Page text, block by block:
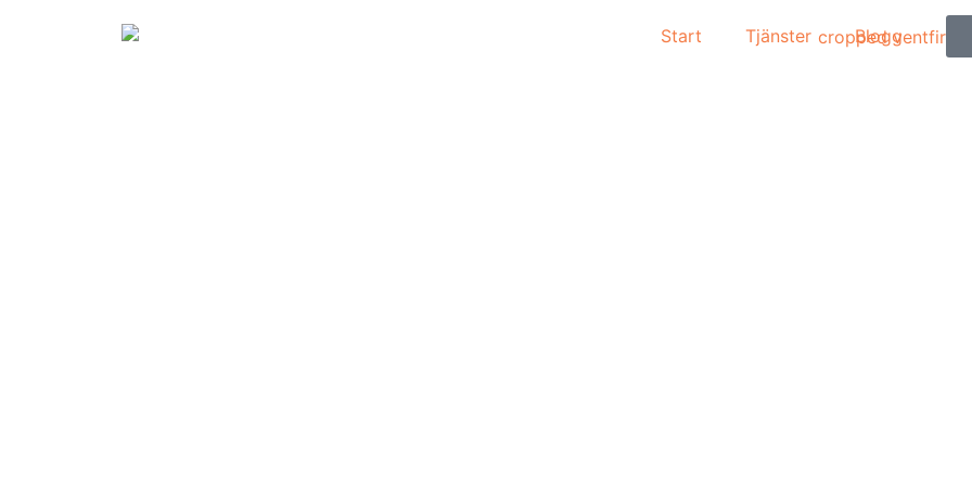
Start Tjänster Blogg